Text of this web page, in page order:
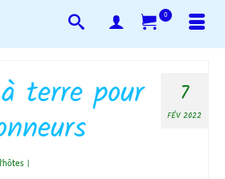
0
7
FÉV 2022
terre pour
|